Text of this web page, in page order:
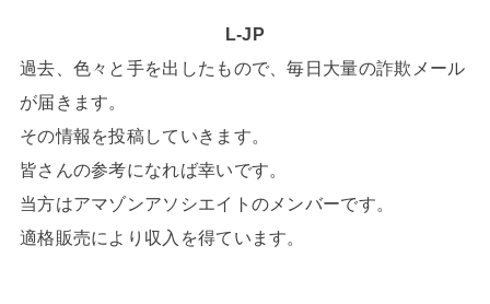
L-JP
過去、色々と手を出したもので、毎日大量の詐欺メール
が届きます。
その情報を投稿していきます。
皆さんの参考になれば幸いです。
当方はアマゾンアソシエイトのメンバーです。
適格販売により収入を得ています。